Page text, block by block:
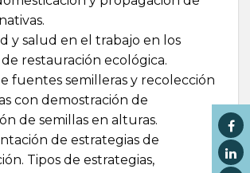
y salud en el trabajo en los
restauración ecológica.
fuentes semilleras y recolección
con demostración de
de semillas en alturas.
de estrategias de
Tipos de estrategias,